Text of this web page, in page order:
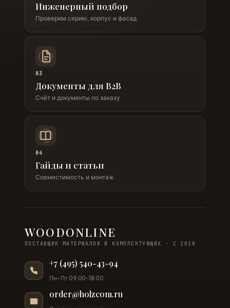
Инженерный подбор
Проверим серию, корпус и фасад
03
Документы для B2B
Счёт и документы по заказу
04
Гайды и статьи
Совместимость и монтаж
WOODONLINE
ПОСТАВЩИК МАТЕРИАЛОВ И КОМПЛЕКТУЮЩИХ · С 2018
+7 (495) 540-43-94
Пн–Пт 09:00–18:00
order@holzcom.ru